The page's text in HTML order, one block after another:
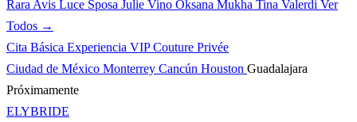
Rara Avis Luce Sposa Julie Vino Oksana Mukha Tina Valerdi Ver
Todos →
Cita Básica Experiencia VIPCouture Privée
Ciudad de México Monterrey Cancún Houston Guadalajara
Próximamente
ELYBRIDE